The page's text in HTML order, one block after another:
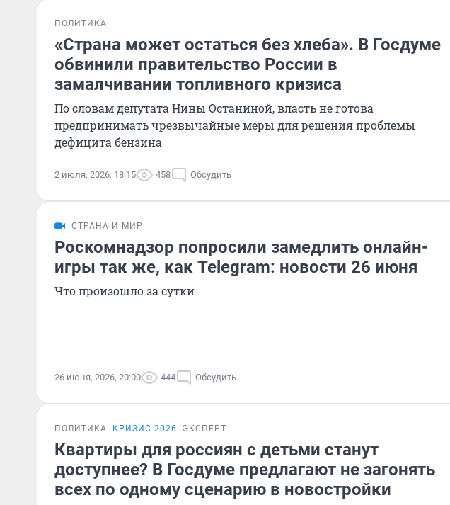
ПОЛИТИКА
«Страна может остаться без хлеба». В Госдуме
обвинили правительство России в
замалчивании топливного кризиса
По словам депутата Нины Останиной, власть не готова
предпринимать чрезвычайные меры для решения проблемы
дефицита бензина
2 июля, 2026, 18:15 458 Обсудить
СТРАНА И МИР
Роскомнадзор попросили замедлить онлайн-
игры так же, как Telegram: новости 26 июня
Что произошло за сутки
26 июня, 2026, 20:00 444 Обсудить
ПОЛИТИКА КРИЗИС-2026 ЭКСПЕРТ
Квартиры для россиян с детьми станут
доступнее? В Госдуме предлагают не загонять
всех по одному сценарию в новостройки